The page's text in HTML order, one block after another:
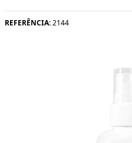
REFERÊNCIA:2144